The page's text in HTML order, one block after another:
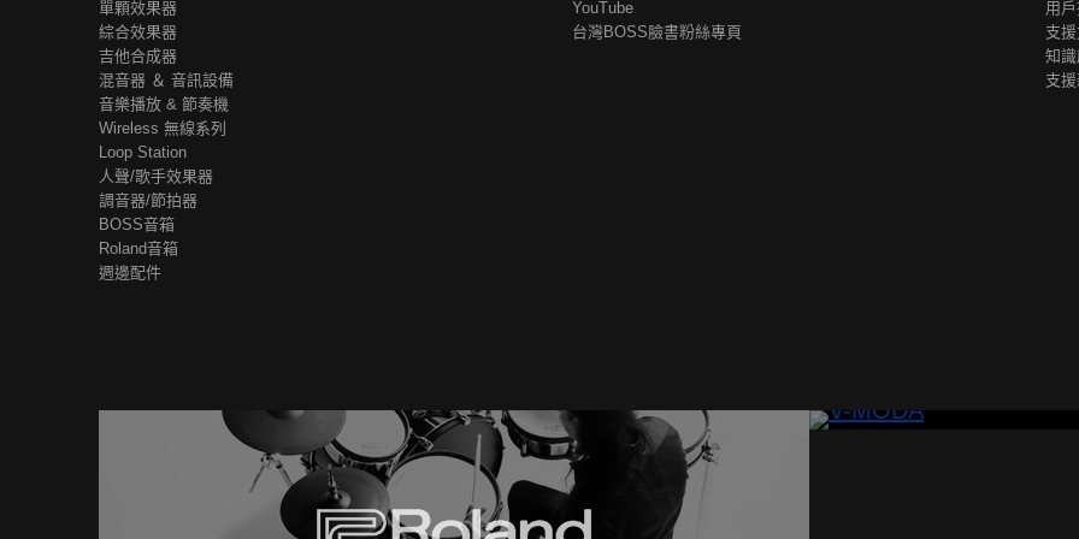
單顆效果器
綜合效果器
吉他合成器
混音器 ＆ 音訊設備
音樂播放 & 節奏機
Wireless 無線系列
Loop Station
人聲/歌手效果器
調音器/節拍器
BOSS音箱
Roland音箱
週邊配件
YouTube
台灣BOSS臉書粉絲專頁
用
支
知
支